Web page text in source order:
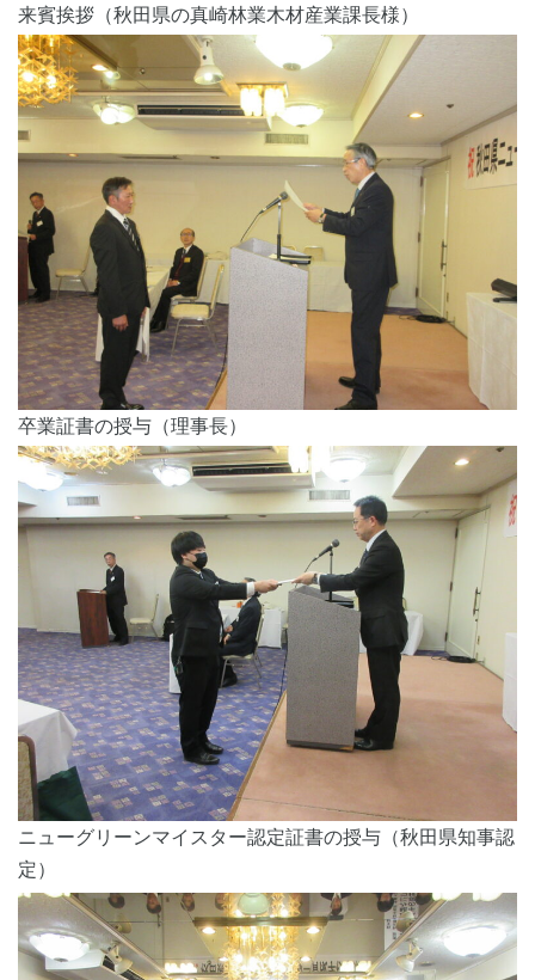
来賓挨拶（秋田県の真崎林業木材産業課長様）
卒業証書の授与（理事長）
ニューグリーンマイスター認定証書の授与（秋田県知事認
定）